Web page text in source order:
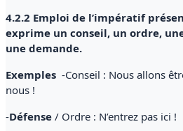
4.2.2 Emploi de l’impératif
exprime un conseil, un ordre,
une demande.
Exemples -Conseil : Nous allons
nous !
-Défense / Ordre : N’entrez pas ici !